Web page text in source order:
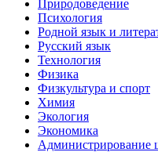
Природоведение
Психология
Родной язык и
Русский язык
Технология
Физика
Физкультура и спорт
Химия
Экология
Экономика
Администрирование